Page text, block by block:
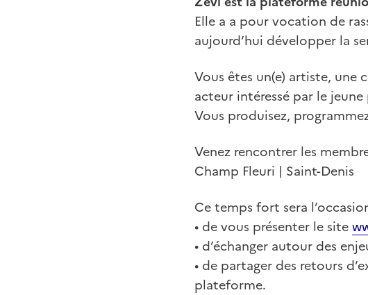
Elle a a pour vocation de
aujourd’hui développer la
Vous êtes un(e) artiste,
acteur intéressé par le
Vous produisez,
Venez rencontrer les
Champ Fleuri | Saint-Denis
Ce temps fort sera
• de vous présenter le site
• d’échanger autour des
• de partager des retours
plateforme.